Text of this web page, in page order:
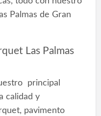
Palmas de Gran
Las Palmas
principal
calidad y
pavimento